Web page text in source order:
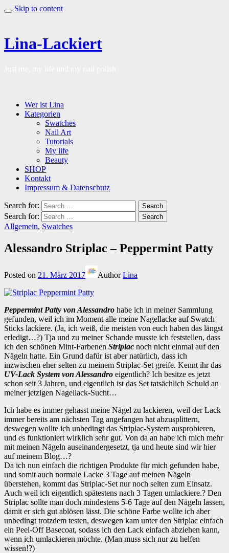
Skip to content
Lina-Lackiert
Wer ist Lina
Kategorien
Swatches
Nail Art
Tutorials
My life
Beauty
SHOP
Kontakt
Impressum & Datenschutz
Search for: Search
Search for: Search
Allgemein, Swatches
Alessandro Striplac – Peppermint Patty
Posted on 21. März 2017 AuthorLina
Peppermint Patty von Alessandro habe ich in meiner Sammlung
gefunden, weil ich im Moment alle meine Nagellacke auf Swatch
Sticks lackiere. (Ja, ich weiß, die meisten von euch haben das längst
erledigt…?) Tja und zu meiner Schande musste ich feststellen, dass
ich den schönen Mint-Farbenen Striplac noch nicht einmal auf den
Nägeln hatte. Ein Grund dafür ist aber natürlich, dass ich
inzwischen eher selten zu meinem Striplac-Set greife. Kennt ihr das
UV-Lack System von Alessandro eigentlich? Ich besitze es jetzt
schon seit 3 Jahren, und eigentlich ist das Set tatsächlich Schuld an
meiner jetzigen Nagellack-Sucht…
Ich habe es immer gehasst meine Nägel zu lackieren, weil der Lack
immer bereits am nächsten Tag angefangen hat abzusplittern,
deswegen wollte ich unbedingt das Striplac-System ausprobieren,
und es funktioniert wirklich sehr gut. Von da an habe ich mich mehr
mit meinen Nägeln auseinandergesetzt, tja und heute sind wir hier
auf meinem Blog…?
Da ich nun einfach die richtigen Produkte für mich gefunden habe,
und somit auch normale Lacke 3 Tage auf meinen Nägeln
überstehen, kommt das Striplac-Set nur noch selten zum Einsatz.
Auch weil ich eigentlich spätestens nach 3 Tagen umlackiere.? Den
Striplac sollte man doch mindestens 5-6 Tage auf den Nägeln lassen,
damit er sich gut ablösen lässt. Die schöne Farbe wollte ich aber
unbedingt trotzdem testen, deswegen kam unter den Striplac einfach
ein Peel-Off Basecoat, sodass ich den Lack einfach abziehen kann,
wenn ich umlackieren möchte. (Man muss sich nur zu helfen
wissen!?)